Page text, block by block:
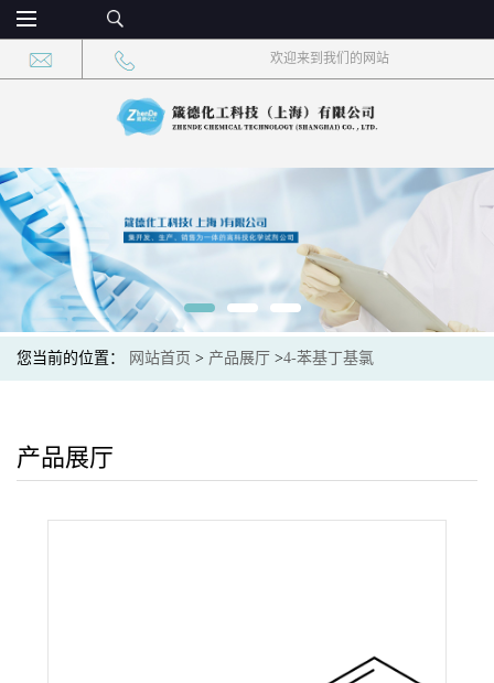
欢迎来到我们的网站
您当前的位置： 网站首页 > 产品展厅 >4-苯基丁基氯
产品展厅